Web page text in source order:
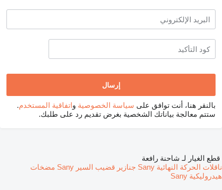
بالنقر هنا، أنت توافق على سياسة الخصوصية واتفاقية المستخدم.
ستتم معالجة بياناتك الشخصية بغرض تقديم رد على طلبك.
قطع الغيار لـ شاحنة رافعة
ناقلات الحركة النهائية Sany
جنازير قضيب السير Sany
مضخات
هيدروليكية Sany